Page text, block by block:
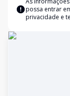
possa entrar
privacidade e